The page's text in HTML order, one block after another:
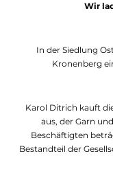
Wir
In der Siedlung
Kronenberg
Karol Ditrich kauft
aus, der Garn
Beschäftigten
Bestandteil der